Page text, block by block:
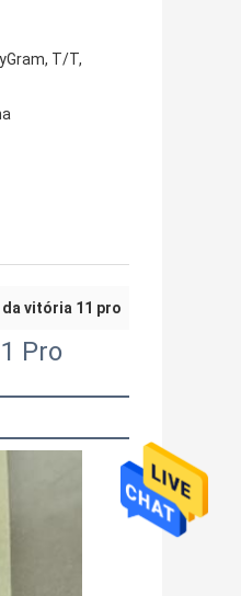
T/T,
da vitória 11 pro
Pro